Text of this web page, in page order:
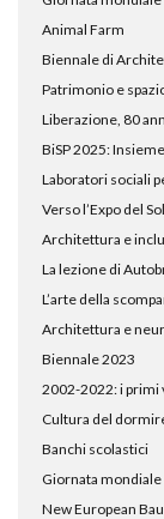
Animal Farm
Biennale di
Patrimonio e
Liberazione, 80
BiSP 2025:
Laboratori sociali
Verso l’Expo del
Architettura e
La lezione di
L’arte della
Architettura e
Biennale 2023
2002-2022: i primi
Cultura del
Banchi scolastici
Giornata mondiale
New European